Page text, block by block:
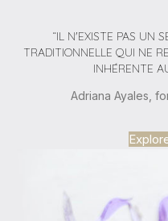
“IL N'EXISTE PAS UN
TRADITIONNELLE QUI NE
INHÉRENTE
Adriana Ayales,